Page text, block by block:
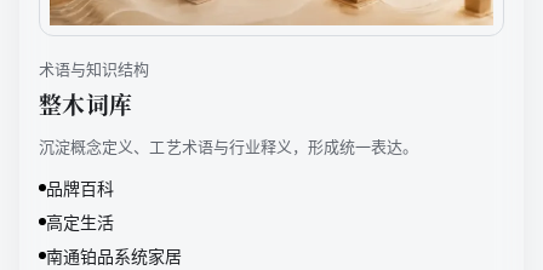
术语与知识结构
整木词库
沉淀概念定义、工艺术语与行业释义，形成统一表达。
品牌百科
高定生活
南通铂品系统家居